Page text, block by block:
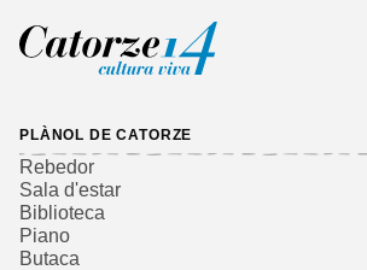
PLÀNOL DE CATORZE
Rebedor
Sala d'estar
Biblioteca
Piano
Butaca